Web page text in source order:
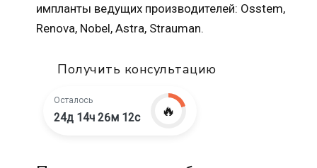
импланты ведущих производителей: Osstem,
Renova, Nobel, Astra, Strauman.
Получить консультацию
Осталось
24д 14ч 26м 10с 🔥